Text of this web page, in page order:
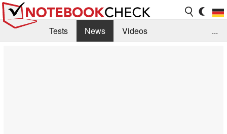
Tests News
Videos
...